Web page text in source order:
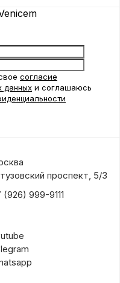
согласие
данных и соглашаюсь
проспект, 5/3
(926) 999-9111